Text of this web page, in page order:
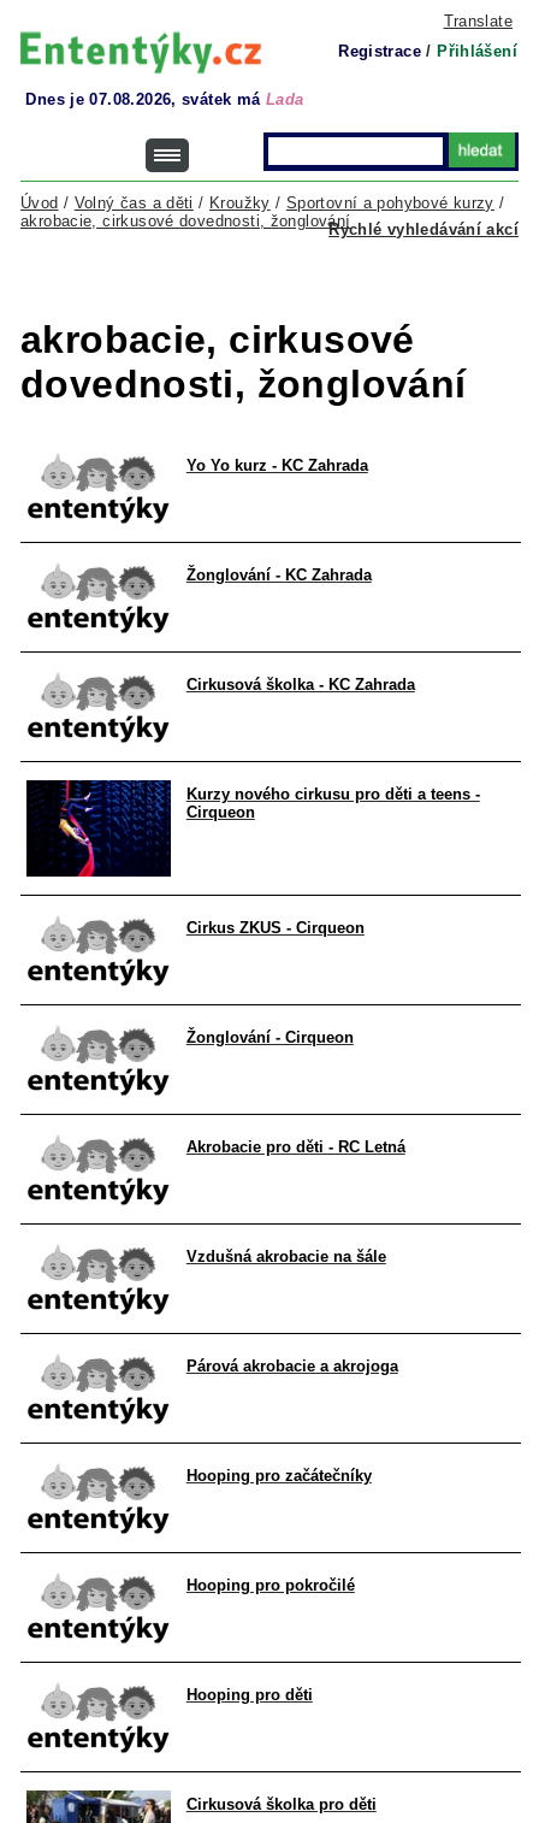
Translate
Registrace / Přihlášení
Dnes je 07.08.2026, svátek má Lada
Rychlé vyhledávání akcí
Úvod / Volný čas a děti / Kroužky / Sportovní a pohybové kurzy /
akrobacie, cirkusové dovednosti, žonglování
akrobacie, cirkusové
dovednosti, žonglování
Yo Yo kurz - KC Zahrada
Žonglování - KC Zahrada
Cirkusová školka - KC Zahrada
Kurzy nového cirkusu pro děti a teens -
Cirqueon
Cirkus ZKUS - Cirqueon
Žonglování - Cirqueon
Akrobacie pro děti - RC Letná
Vzdušná akrobacie na šále
Párová akrobacie a akrojoga
Hooping pro začátečníky
Hooping pro pokročilé
Hooping pro děti
Cirkusová školka pro děti